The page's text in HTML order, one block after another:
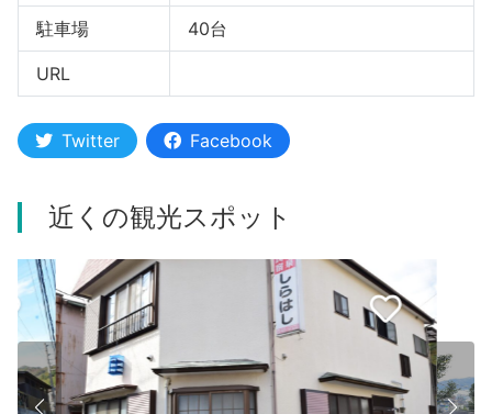
駐車場 40台
URL
Twitter Facebook
近くの観光スポット